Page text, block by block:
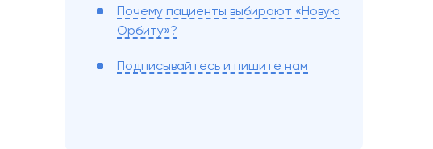
Почему пациенты выбирают «Новую
Орбиту»?
Подписывайтесь и пишите нам